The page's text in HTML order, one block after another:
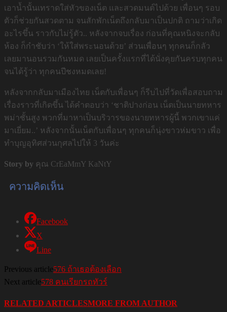
เอาน้ำนั้นเทราดใส่หัวของเน็ต และสวดมนต์ไปด้วย เพื่อนๆ รอบ
ตัวก็ช่วยกันสวดตาม จนสักพักเน็ตถึงกลับมาเป็นปกติ ถามว่าเกิด
อะไรขึ้น ราวกับไม่รู้ตัว.. หลังจากจบเรื่อง ก่อนที่คุณหนิงจะกลับ
ห้อง ก็กำชับว่า ‘ให้ใส่พระนอนด้วย’ ส่วนเพื่อนๆ ทุกคนก็กลัว
เลยมานอนรวมกันหมด เลยเป็นครั้งแรกที่ได้นั่งคุยกันครบทุกคน
จนได้รู้ว่า ทุกคนปีชงหมดเลย!
หลังจากกลับมาเมืองไทย เน็ตกับเพื่อนๆ ก็รีบไปที่วัดเพื่อสอบถาม
เรื่องราวที่เกิดขึ้น ได้คำตอบว่า ‘ชาติปางก่อน เน็ตเป็นนายทหาร
พม่าชั้นสูง พวกที่มาหาเป็นบริวารของนายทหารผู้นี้ พวกเขาแค่
มาเยี่ยม..’ หลังจากนั้นเน็ตกับเพื่อนๆ ทุกคนก็นุ่งขาวห่มขาว เพื่อ
ทำบุญอุทิศส่วนกุศลไปให้ 3 วันค่ะ
Story by คุณ CrEaMmY KaNtY
ความคิดเห็น
Facebook
X
Line
Previous article576 ถ้าเธอต้องเลือก
Next article578 คนเรียกรถทัวร์
RELATED ARTICLESMORE FROM AUTHOR